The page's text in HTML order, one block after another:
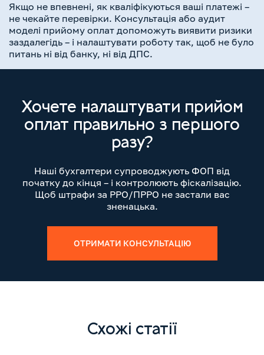
Якщо не впевнені, як кваліфікуються ваші платежі –
не чекайте перевірки. Консультація або аудит
моделі прийому оплат допоможуть виявити ризики
заздалегідь – і налаштувати роботу так, щоб не було
питань ні від банку, ні від ДПС.
Хочете налаштувати прийом
оплат правильно з першого
разу?
Наші бухгалтери супроводжують ФОП від
початку до кінця – і контролюють фіскалізацію.
Щоб штрафи за РРО/ПРРО не застали вас
зненацька.
ОТРИМАТИ КОНСУЛЬТАЦІЮ
Схожі статії